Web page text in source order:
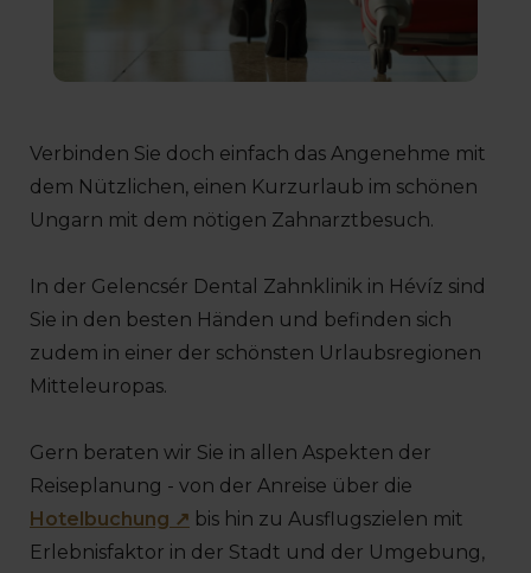
Verbinden Sie doch einfach das Angenehme mit
dem Nützlichen, einen Kurzurlaub im schönen
Ungarn mit dem nötigen Zahnarztbesuch.
In der Gelencsér Dental Zahnklinik in Hévíz sind
Sie in den besten Händen und befinden sich
zudem in einer der schönsten Urlaubsregionen
Mitteleuropas.
Gern beraten wir Sie in allen Aspekten der
Reiseplanung - von der Anreise über die
Hotelbuchung ↗ bis hin zu Ausflugszielen mit
Erlebnisfaktor in der Stadt und der Umgebung,